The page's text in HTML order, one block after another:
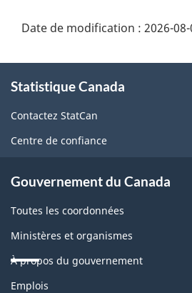
Date de modification : 2026-
propos
de
ce
Statistique Canada
Contactez StatCan
Centre de confiance
Gouvernement du Canada
Toutes les coordonnées
Ministères et organismes
À propos du gouvernement
Thèmes
Emplois